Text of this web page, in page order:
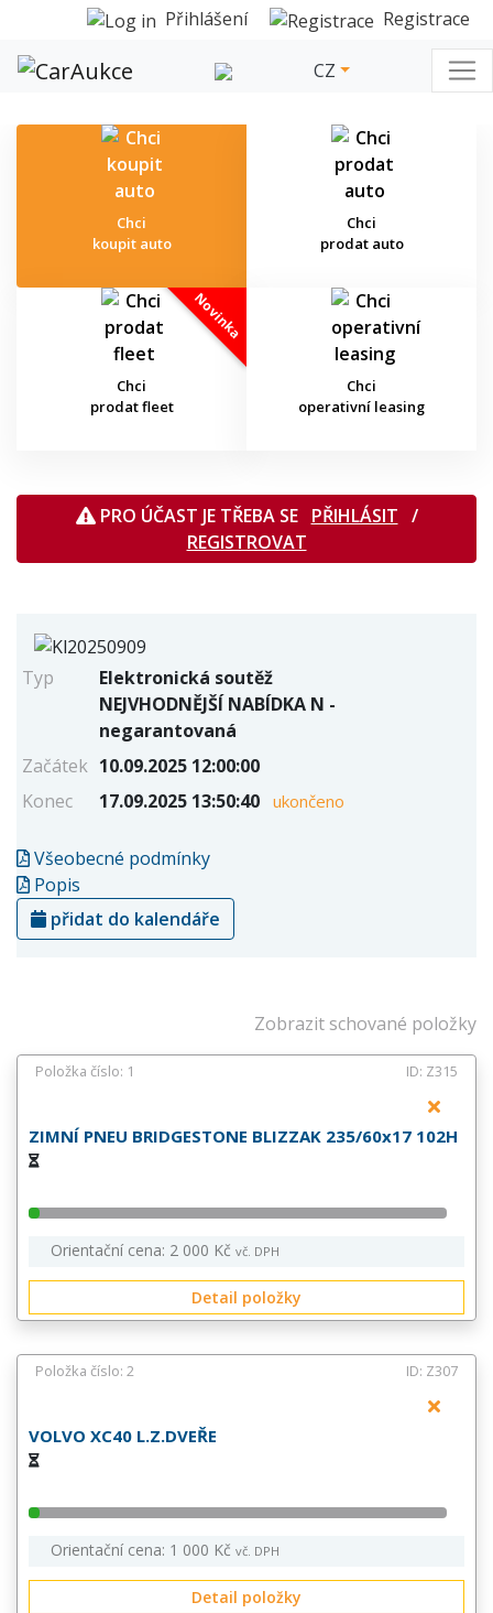
Přihlášení Registrace
CZ
Chci
koupit auto
Chci
prodat auto
Novinka
Chci
prodat fleet
Chci
operativní leasing
PRO ÚČAST JE TŘEBA SE PŘIHLÁSIT /
REGISTROVAT
Typ
Elektronická soutěž
NEJVHODNĚJŠÍ NABÍDKA N -
negarantovaná
Začátek 10.09.2025 12:00:00
Konec
17.09.2025 13:50:40 ukončeno
Všeobecné podmínky
Popis
přidat do kalendáře
Zobrazit schované položky
Položka číslo: 1 ID: Z315
ZIMNÍ PNEU BRIDGESTONE BLIZZAK 235/60x17 102H
Orientační cena: 2 000 Kč vč. DPH
Detail položky
Položka číslo: 2 ID: Z307
VOLVO XC40 L.Z.DVEŘE
Orientační cena: 1 000 Kč vč. DPH
Detail položky